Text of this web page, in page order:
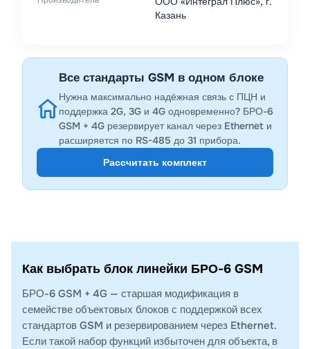
Казань
Все стандарты GSM в одном блоке
Нужна максимально надёжная связь с ПЦН и
поддержка 2G, 3G и 4G одновременно? БРО-6
GSM + 4G резервирует канал через Ethernet и
расширяется по RS-485 до 31 прибора.
Рассчитать комплект
Как выбрать блок линейки БРО-6 GSM
БРО-6 GSM + 4G — старшая модификация в
семействе объектовых блоков с поддержкой всех
стандартов GSM и резервированием через Ethernet.
Если такой набор функций избыточен для объекта, в